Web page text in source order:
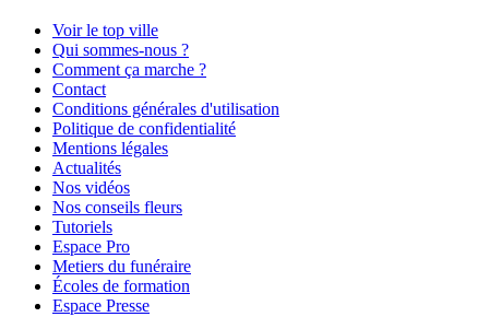
Voir le top ville
Qui sommes-nous ?
Comment ça marche ?
Contact
Conditions générales d'utilisation
Politique de confidentialité
Mentions légales
Actualités
Nos vidéos
Nos conseils fleurs
Tutoriels
Espace Pro
Metiers du funéraire
Écoles de formation
Espace Presse